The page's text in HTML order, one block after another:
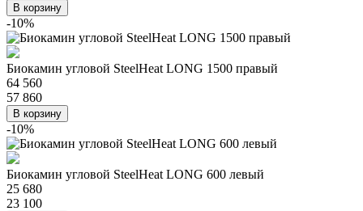
В корзину
-10%
Биокамин угловой SteelHeat LONG 1500 правый
64 560
57 860
В корзину
-10%
Биокамин угловой SteelHeat LONG 600 левый
25 680
23 100